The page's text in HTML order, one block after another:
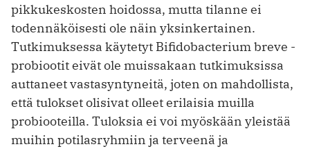
pikkukeskosten hoidossa, mutta tilanne ei
todennäköisesti ole näin yksinkertainen.
Tutkimuksessa käytetyt Bifidobacterium breve -
probiootit eivät ole muissakaan tutkimuksissa
auttaneet vastasyntyneitä, joten on mahdollista,
että tulokset olisivat olleet erilaisia muilla
probiooteilla. Tuloksia ei voi myöskään yleistää
muihin potilasryhmiin ja terveenä ja